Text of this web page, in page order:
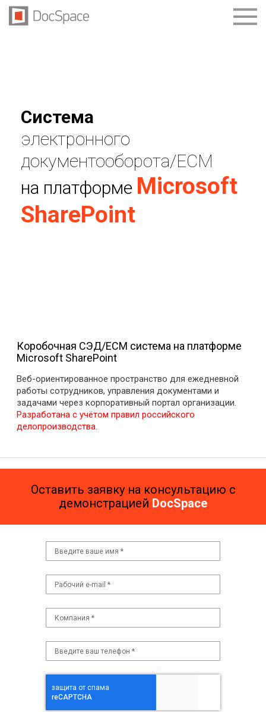
Система
электронного
документооборота/ЕСМ
на платформе Microsoft
SharePoint
Коробочная СЭД/ECM система на платформе
Microsoft SharePoint
Веб-ориентированное пространство для ежедневной
работы сотрудников, управления документами и
задачами через корпоративный портал организации.
Разработана с учётом правил российского
делопроизводства.
Оставить заявку на консультацию с
демонстрацией DocSpace